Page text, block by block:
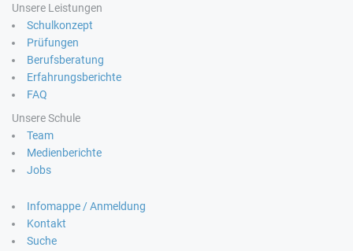
Unsere Leistungen
Schulkonzept
Prüfungen
Berufsberatung
Erfahrungsberichte
FAQ
Unsere Schule
Team
Medienberichte
Jobs
Infomappe / Anmeldung
Kontakt
Suche